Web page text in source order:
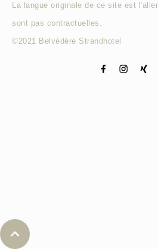
La langue originale de ce site est
sont pas contractuelles.
©2021 Belvédère Strandhotel